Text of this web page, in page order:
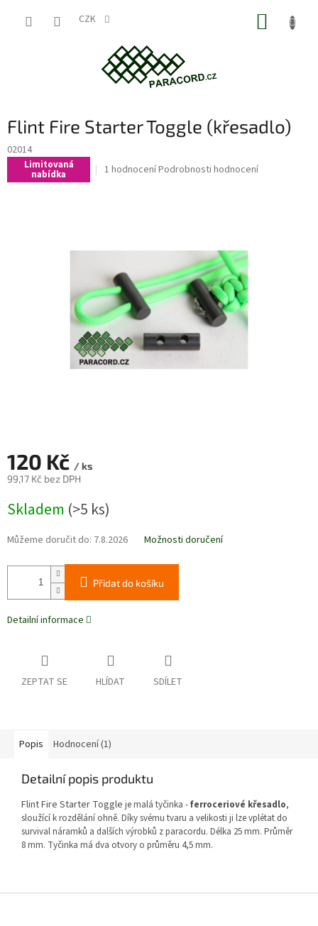
CZK
Flint Fire Starter Toggle (křesadlo)
02014
Limitovaná
nabídka
Průměrné
5
1 hodnoceníPodrobnosti hodnocení
120 Kč / ks
99,17 Kč bez DPH
cena:
Skladem (>5 ks)
Můžeme doručit do: 7.8.2026 Možnosti doručení
Přidat do košíku
Detailní informace
ZEPTAT SE HLÍDAT SDÍLET
Popis Hodnocení (1)
Detailní popis produktu
Flint Fire Starter Toggle je malá tyčinka -ferroceriové křesadlo,
sloužící k rozdělání ohně. Díky svému tvaru a velikosti ji lze vplétat do
survival náramků a dalších výrobků z paracordu. Délka 25 mm. Průměr
8 mm. Tyčinka má dva otvory o průměru 4,5 mm.